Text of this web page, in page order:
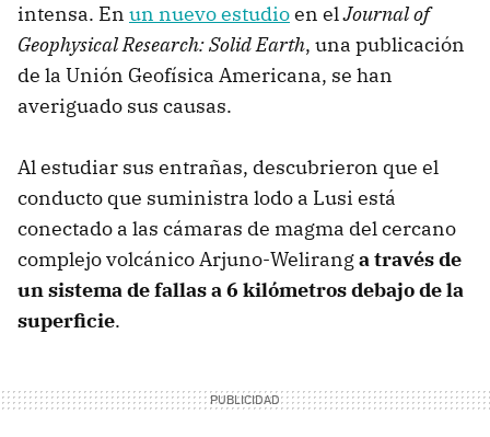
intensa. En un nuevo estudioen elJournal of
Geophysical Research: Solid Earth, una publicación
de la Unión Geofísica Americana, se han
averiguado sus causas.
Al estudiar sus entrañas, descubrieron que el
conducto que suministra lodo a Lusi está
conectado a las cámaras de magma del cercano
complejo volcánico Arjuno-Weliranga través de
un sistema de fallas a 6 kilómetros debajo de la
superficie.